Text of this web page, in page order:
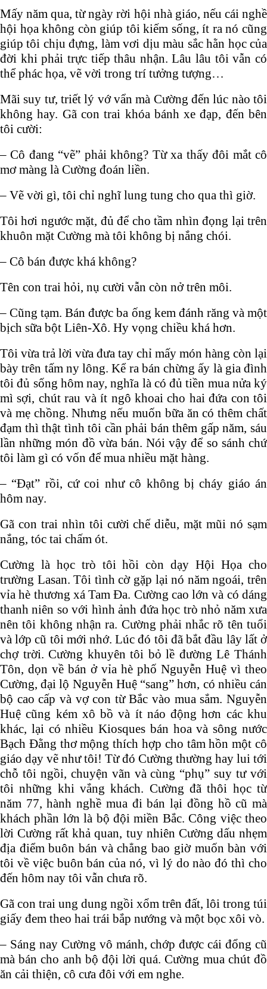
Mấy năm qua, từ ngày rời hội nhà giáo, nếu cái nghề
hội họa không còn giúp tôi kiếm sống, ít ra nó cũng
giúp tôi chịu đựng, làm vơi dịu màu sắc hằn học của
đời khi phải trực tiếp thâu nhận. Lâu lâu tôi vẫn có
thể phác họa, vẽ vời trong trí tưởng tượng…
Mãi suy tư, triết lý vớ vẩn mà Cường đến lúc nào tôi
không hay. Gã con trai khóa bánh xe đạp, đến bên
tôi cười:
– Cô đang “vẽ” phải không? Từ xa thấy đôi mắt cô
mơ màng là Cường đoán liền.
– Vẽ vời gì, tôi chỉ nghĩ lung tung cho qua thì giờ.
Tôi hơi ngước mặt, đủ để cho tầm nhìn đọng lại trên
khuôn mặt Cường mà tôi không bị nắng chói.
– Cô bán được khá không?
Tên con trai hỏi, nụ cười vẫn còn nở trên môi.
– Cũng tạm. Bán được ba ống kem đánh răng và một
bịch sữa bột Liên-Xô. Hy vọng chiều khá hơn.
Tôi vừa trả lời vừa đưa tay chỉ mấy món hàng còn lại
bày trên tấm ny lông. Kể ra bán chừng ấy là gia đình
tôi đủ sống hôm nay, nghĩa là có đủ tiền mua nửa ký
mì sợi, chút rau và ít ngô khoai cho hai đứa con tôi
và mẹ chồng. Nhưng nếu muốn bữa ăn có thêm chất
đạm thì thật tình tôi cần phải bán thêm gấp năm, sáu
lần những món đồ vừa bán. Nói vậy để so sánh chứ
tôi làm gì có vốn để mua nhiều mặt hàng.
– “Đạt” rồi, cứ coi như cô không bị cháy giáo án
hôm nay.
Gã con trai nhìn tôi cười chế diễu, mặt mũi nó sạm
nắng, tóc tai chấm ót.
Cường là học trò tôi hồi còn dạy Hội Họa cho
trường Lasan. Tôi tình cờ gặp lại nó năm ngoái, trên
vỉa hè thương xá Tam Đa. Cường cao lớn và có dáng
thanh niên so với hình ảnh đứa học trò nhỏ năm xưa
nên tôi không nhận ra. Cường phải nhắc rõ tên tuổi
và lớp cũ tôi mới nhớ. Lúc đó tôi đã bắt đầu lây lất ở
chợ trời. Cường khuyên tôi bỏ lề đường Lê Thánh
Tôn, dọn về bán ở vỉa hè phố Nguyễn Huệ vì theo
Cường, đại lộ Nguyễn Huệ “sang” hơn, có nhiều cán
bộ cao cấp và vợ con từ Bắc vào mua sắm. Nguyễn
Huệ cũng kém xô bồ và ít náo động hơn các khu
khác, lại có nhiều Kiosques bán hoa và sông nước
Bạch Đằng thơ mộng thích hợp cho tâm hồn một cô
giáo dạy vẽ như tôi! Từ đó Cường thường hay lui tới
chỗ tôi ngồi, chuyện vãn và cùng “phụ” suy tư với
tôi những khi vắng khách. Cường đã thôi học từ
năm 77, hành nghề mua đi bán lại đồng hồ cũ mà
khách phần lớn là bộ đội miền Bắc. Công việc theo
lời Cường rất khả quan, tuy nhiên Cường dấu nhẹm
địa điểm buôn bán và chẳng bao giờ muốn bàn với
tôi về việc buôn bán của nó, vì lý do nào đó thì cho
đến hôm nay tôi vẫn chưa rõ.
Gã con trai ung dung ngồi xổm trên đất, lôi trong túi
giấy đem theo hai trái bắp nướng và một bọc xôi vò.
– Sáng nay Cường vô mánh, chớp được cái đổng cũ
mà bán cho anh bộ đội lời quá. Cường mua chút đồ
ăn cải thiện, cô cưa đôi với em nghe.